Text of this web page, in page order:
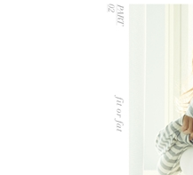
230 거친 주스
234 I ♥ my
236 김장할 때
239 렌틸콩과
242 술자리는
246 hyejin’s
[part 4. beauty tip]